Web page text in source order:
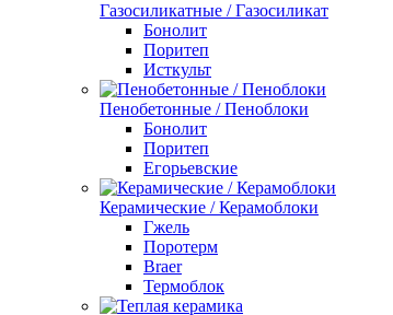
Газосиликатные / Газосиликат
Бонолит
Поритеп
Исткульт
Пенобетонные / Пеноблоки
Бонолит
Поритеп
Егорьевские
Керамические / Керамоблоки
Гжель
Поротерм
Braer
Термоблок